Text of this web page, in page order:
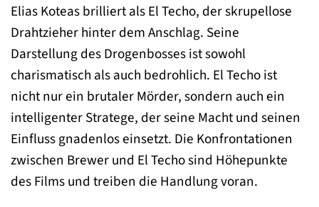
Elias Koteas brilliert als El Techo, der skrupellose
Drahtzieher hinter dem Anschlag. Seine
Darstellung des Drogenbosses ist sowohl
charismatisch als auch bedrohlich. El Techo ist
nicht nur ein brutaler Mörder, sondern auch ein
intelligenter Stratege, der seine Macht und seinen
Einfluss gnadenlos einsetzt. Die Konfrontationen
zwischen Brewer und El Techo sind Höhepunkte
des Films und treiben die Handlung voran.